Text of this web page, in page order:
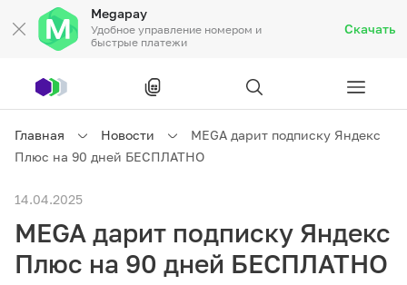
Megapay
Удобное управление номером и
быстрые платежи
Скачать
Частным клиентам
Бизнесу
Связь
Главная Новости
MEGA дарит подписку Яндекс
Плюс на 90 дней БЕСПЛАТНО
14.04.2025
MEGA дарит подписку Яндекс
Плюс на 90 дней БЕСПЛАТНО